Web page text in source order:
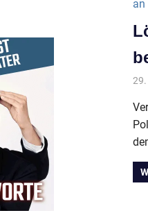
29.